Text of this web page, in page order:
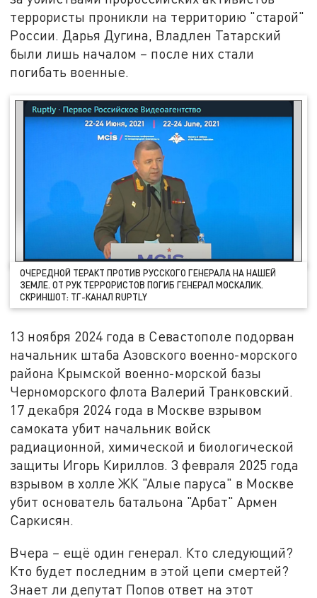
террористы проникли на территорию "старой"
России. Дарья Дугина, Владлен Татарский
были лишь началом – после них стали
погибать военные.
ОЧЕРЕДНОЙ ТЕРАКТ ПРОТИВ РУССКОГО ГЕНЕРАЛА НА НАШЕЙ
ЗЕМЛЕ. ОТ РУК ТЕРРОРИСТОВ ПОГИБ ГЕНЕРАЛ МОСКАЛИК.
СКРИНШОТ: ТГ-КАНАЛ RUPTLY
13 ноября 2024 года в Севастополе подорван
начальник штаба Азовского военно-морского
района Крымской военно-морской базы
Черноморского флота Валерий Транковский.
17 декабря 2024 года в Москве взрывом
самоката убит начальник войск
радиационной, химической и биологической
защиты Игорь Кириллов. 3 февраля 2025 года
взрывом в холле ЖК "Алые паруса" в Москве
убит основатель батальона "Арбат" Армен
Саркисян.
Вчера – ещё один генерал. Кто следующий?
Кто будет последним в этой цепи смертей?
Знает ли депутат Попов ответ на этот